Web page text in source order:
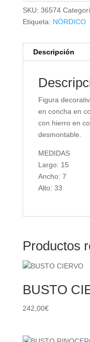
SKU: 36574
Etiqueta: NÓRDICO
Descripción
Figura
en concha en
con hierro en
desmontable.
MEDIDAS
Largo: 15
Ancho: 7
Alto: 33
Productos
BUSTO
242,00€